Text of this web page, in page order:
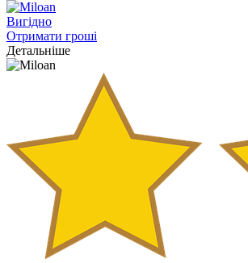
Вигідно
Отримати гроші
Детальніше